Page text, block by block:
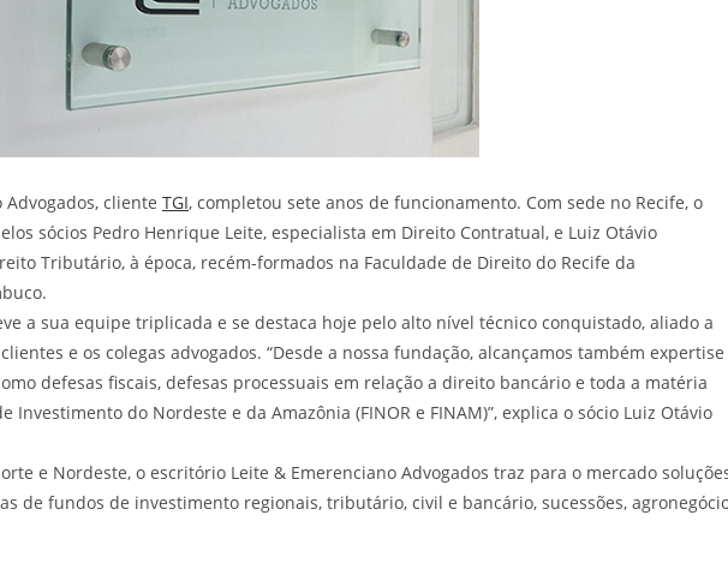
cliente TGI, completou sete anos de funcionamento. Com sede no Recife, o
sócios Pedro Henrique Leite, especialista em Direito Contratual, e Luiz Otávio
Tributário, à época, recém-formados na Faculdade de Direito do Recife da
a sua equipe triplicada e se destaca hoje pelo alto nível técnico conquistado, aliado a
e os colegas advogados. “Desde a nossa fundação, alcançamos também expertise
defesas fiscais, defesas processuais em relação a direito bancário e toda a matéria
Investimento do Nordeste e da Amazônia (FINOR e FINAM)”, explica o sócio Luiz Otávio
e Nordeste, o escritório Leite & Emerenciano Advogados traz para o mercado
de fundos de investimento regionais, tributário, civil e bancário, sucessões,